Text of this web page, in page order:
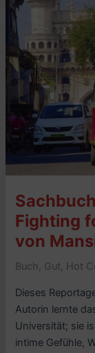
George
(1985,
2003)
–
8/10
Fighting
von
Buch , Gut, Hot
Dieses
Autorin lernte
Universität; sie
intime Gefühle,